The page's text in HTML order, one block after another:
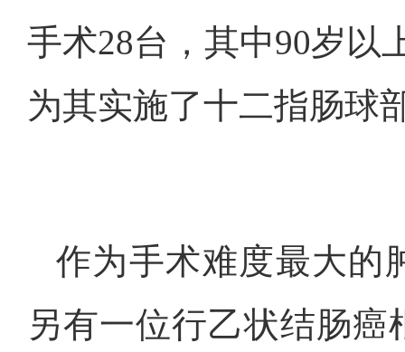
手术28台，其中90岁以
为其实施了十二指肠球
作为手术难度最大的
另有一位行乙状结肠